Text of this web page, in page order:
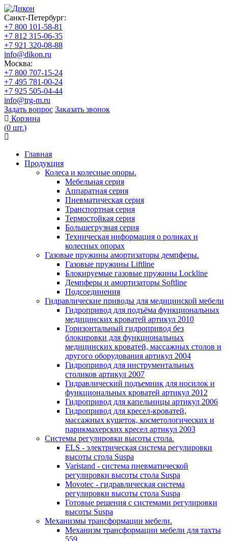
Санкт-Петербург:
+7 800 101-58-81
+7 812 315-06-35
+7 921 320-08-88
info@dikon.ru
Москва:
+7 800 707-15-24
+7 495 781-00-24
+7 925 505-04-44
info@trg-m.ru
Задать вопрос Заказать звонок
Корзина
(0 шт.)
Главная
Продукция
Колеса и колесные опоры.
Мебельная серия
Аппаратная серия
Пневматическая серия
Транспортная серия
Термостойкая серия
Большегрузная серия
Техническая информация о роликах и
колесных опорах
Газовые пружины амортизаторы демпферы.
Газовые пружины Liftline
Блокируемые газовые пружины Lockline
Демпферы и амортизаторы Softline
Подсоединения
Гидравлические приводы для медицинской мебели
Гидропривод для подъёма функциональных
медицинских кроватей артикул 2010
Горизонтальный гидропривод без
блокировки для функциональных
медицинских кроватей, массажных столов и
другого оборудования артикул 2004
Гидропривод для инструментальных
столиков артикул 2007
Гидравлический подъемник для носилок и
функциональных кроватей артикул 2012
Гидропривод для капельницы артикул 2006
Гидропривод для кресел-кроватей,
массажных кушеток, косметологических и
парикмахерских кресел артикул 2003
Системы регулировки высоты стола.
ELS - электрическая система регулировки
высоты стола Suspa
Varistand - система пневматической
регулировки высоты стола Suspa
Movotec - гидравлическая система
регулировки высоты стола Suspa
Готовые решения с системами регулировки
высоты Suspa
Механизмы трансформации мебели.
Механизм трансформации мебели для тахты
559